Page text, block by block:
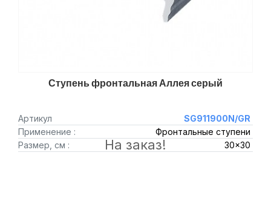
Ступень фронтальная Аллея серый
Артикул
SG911900N/GR
Применение :
Фронтальные ступени
Размер, см :
30x30
На заказ!